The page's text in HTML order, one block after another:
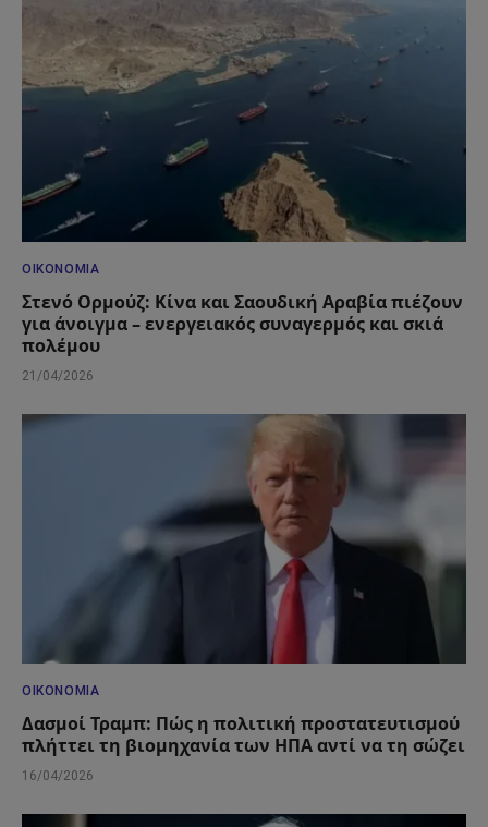
ΟΙΚΟΝΟΜΊΑ
Στενό Ορμούζ: Κίνα και Σαουδική Αραβία πιέζουν
για άνοιγμα – ενεργειακός συναγερμός και σκιά
πολέμου
21/04/2026
ΟΙΚΟΝΟΜΊΑ
Δασμοί Τραμπ: Πώς η πολιτική προστατευτισμού
πλήττει τη βιομηχανία των ΗΠΑ αντί να τη σώζει
16/04/2026